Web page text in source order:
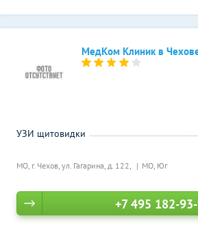
МедКом Клиник в Чехове
МО, г. Чехов, ул. Гагарина, д. 122, МО, Юг
УЗИ щитовидки
+7 495 182-